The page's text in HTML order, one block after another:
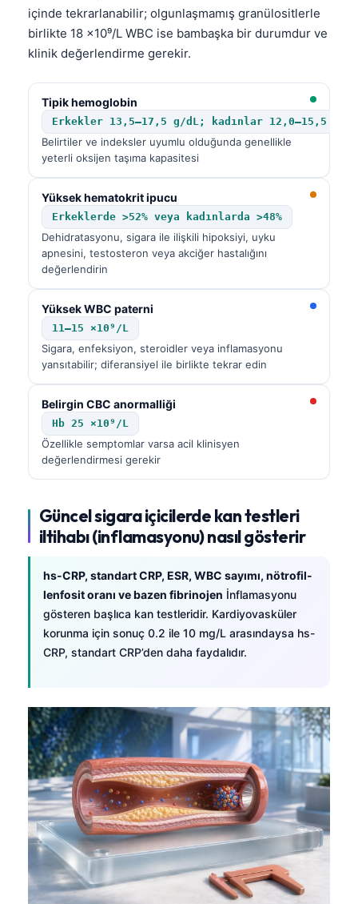
içinde tekrarlanabilir; olgunlaşmamış granülositlerle
birlikte 18 ×10⁹/L WBC ise bambaşka bir durumdur ve
klinik değerlendirme gerekir.
Tipik hemoglobin
Erkekler 13,5–17,5 g/dL; kadınlar 12,0–15,5 g/dL
Belirtiler ve indeksler uyumlu olduğunda genellikle
yeterli oksijen taşıma kapasitesi
Yüksek hematokrit ipucu
Erkeklerde >52% veya kadınlarda >48%
Dehidratasyonu, sigara ile ilişkili hipoksiyi, uyku
apnesini, testosteron veya akciğer hastalığını
değerlendirin
Yüksek WBC paterni
11–15 ×10⁹/L
Sigara, enfeksiyon, steroidler veya inflamasyonu
yansıtabilir; diferansiyel ile birlikte tekrar edin
Belirgin CBC anormalliği
Hb 25 ×10⁹/L
Özellikle semptomlar varsa acil klinisyen
değerlendirmesi gerekir
Güncel sigara içicilerde kan testleri
iltihabı (inflamasyonu) nasıl gösterir
hs-CRP, standart CRP, ESR, WBC sayımı, nötrofil-
lenfosit oranı ve bazen fibrinojen İnflamasyonu
gösteren başlıca kan testleridir. Kardiyovasküler
korunma için sonuç 0.2 ile 10 mg/L arasındaysa hs-
CRP, standart CRP’den daha faydalıdır.